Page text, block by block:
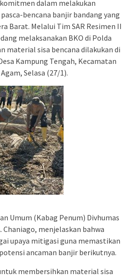
dalam melakukan
bencana banjir bandang yang
Barat. Melalui Tim SAR Resimen II
melaksanakan BKO di Polda
material sisa bencana dilakukan di
Kampung Tengah, Kecamatan
Selasa (27/1).
Umum (Kabag Penum) Divhumas
Chaniago, menjelaskan bahwa
upaya mitigasi guna memastikan
ancaman banjir berikutnya.
membersihkan material sisa